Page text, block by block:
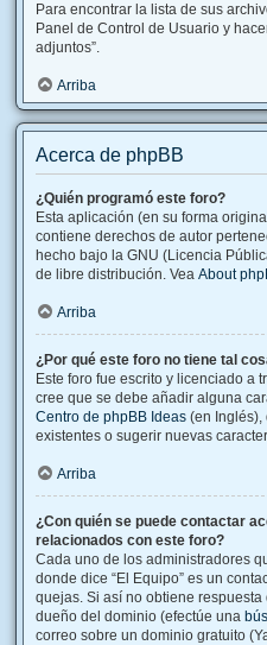
Para encontrar la lista de sus
Panel de Control de Usuario y
adjuntos”.
Arriba
Acerca de phpBB
¿Quién programó este foro?
Esta aplicación (en su forma
contiene derechos de autor
hecho bajo la GNU (Licencia
de libre distribución. Vea About
Arriba
¿Por qué este foro no tiene tal
Este foro fue escrito y licenciado a
cree que se debe añadir alguna
Centro de phpBB Ideas (en Inglés),
existentes o sugerir nuevas
Arriba
¿Con quién se puede contactar
relacionados con este foro?
Cada uno de los administradores
donde dice “El Equipo” es un
quejas. Si así no obtiene respuesta
dueño del dominio (efectúe una
correo sobre un dominio gratuito